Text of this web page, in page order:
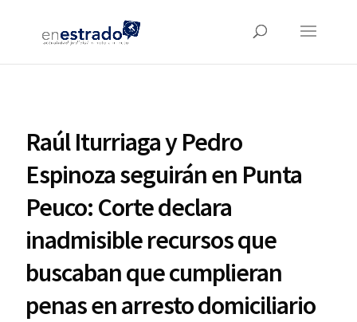
Raúl Iturriaga y Pedro
Espinoza seguirán en Punta
Peuco: Corte declara
inadmisible recursos que
buscaban que cumplieran
penas en arresto domiciliario